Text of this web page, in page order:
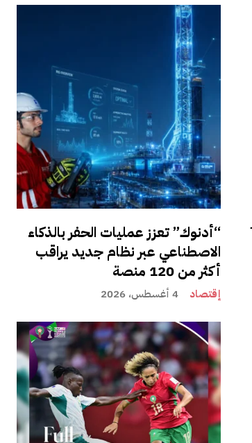
“أدنوك” تعزز عمليات الحفر بالذكاء
الاصطناعي عبر نظام جديد يراقب
أكثر من 120 منصة
إقتصاد 4 أغسطس، 2026